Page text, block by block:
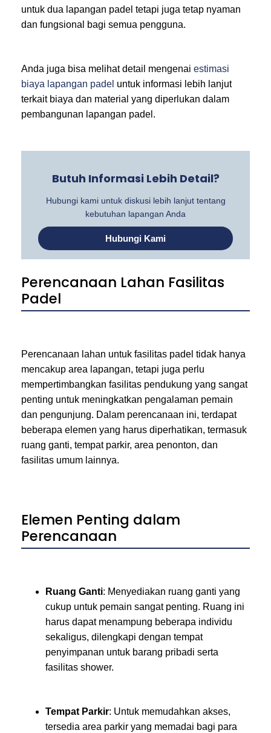
untuk dua lapangan padel tetapi juga tetap nyaman
dan fungsional bagi semua pengguna.
Anda juga bisa melihat detail mengenai estimasi
biaya lapangan padel untuk informasi lebih lanjut
terkait biaya dan material yang diperlukan dalam
pembangunan lapangan padel.
Butuh Informasi Lebih Detail?
Hubungi kami untuk diskusi lebih lanjut tentang
kebutuhan lapangan Anda
Hubungi Kami
Perencanaan Lahan Fasilitas
Padel
Perencanaan lahan untuk fasilitas padel tidak hanya
mencakup area lapangan, tetapi juga perlu
mempertimbangkan fasilitas pendukung yang sangat
penting untuk meningkatkan pengalaman pemain
dan pengunjung. Dalam perencanaan ini, terdapat
beberapa elemen yang harus diperhatikan, termasuk
ruang ganti, tempat parkir, area penonton, dan
fasilitas umum lainnya.
Elemen Penting dalam
Perencanaan
Ruang Ganti: Menyediakan ruang ganti yang
cukup untuk pemain sangat penting. Ruang ini
harus dapat menampung beberapa individu
sekaligus, dilengkapi dengan tempat
penyimpanan untuk barang pribadi serta
fasilitas shower.
Tempat Parkir: Untuk memudahkan akses,
tersedia area parkir yang memadai bagi para